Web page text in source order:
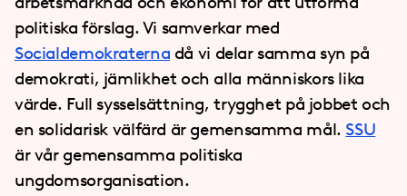
politiska förslag. Vi samverkar med
Socialdemokraterna då vi delar samma syn på
demokrati, jämlikhet och alla människors lika
värde. Full sysselsättning, trygghet på jobbet och
en solidarisk välfärd är gemensamma mål. SSU
är vår gemensamma politiska
ungdomsorganisation.